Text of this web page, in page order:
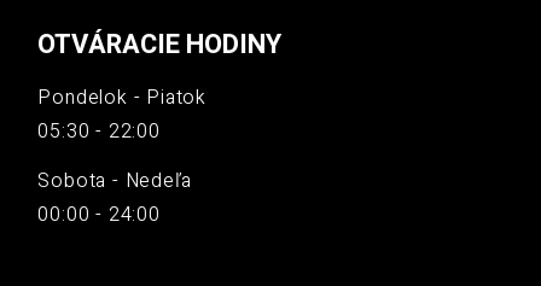
OTVÁRACIE HODINY
Pondelok - Piatok
05:30 - 22:00
Sobota - Nedeľa
00:00 - 24:00